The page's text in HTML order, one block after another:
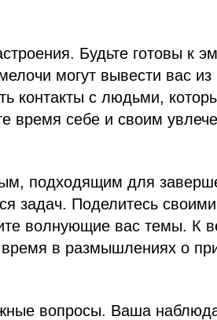
Будьте готовы к
могут вывести вас из
контакты с людьми,
время себе и своим
подходящим для
задач. Поделитесь
волнующие вас темы. К
в размышлениях о
вопросы. Ваша